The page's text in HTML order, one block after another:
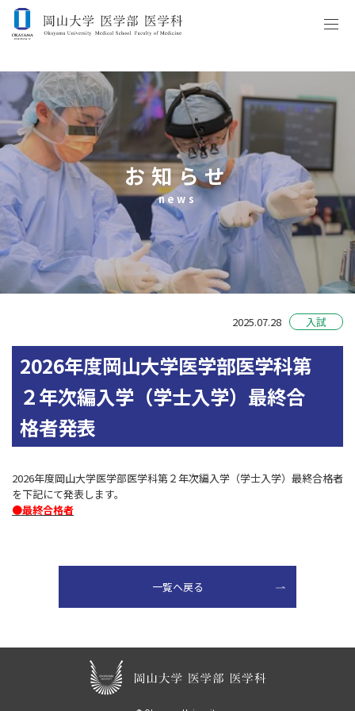
お知らせ
news
2025.07.28 入試
2026年度岡山大学医学部医学科第
２年次編入学（学士入学）最終合
格者発表
2026年度岡山大学医学部医学科第２年次編入学（学士入学）最終合格者
を下記にて発表します。
●最終合格者
一覧ヘ戻る